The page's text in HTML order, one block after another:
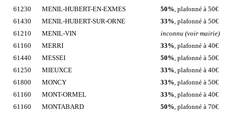
61230
MENIL-HUBERT-EN-EXMES 50% , plafonné à 50€
61430
MENIL-HUBERT-SUR-ORNE 33% , plafonné à 50€
61210
MENIL-VIN
inconnu (voir mairie)
61160
MERRI 33% , plafonné à 40€
61440
MESSEI 50% , plafonné à 50€
61250
MIEUXCE 33% , plafonné à 40€
61800
MONCY 33% , plafonné à 50€
61160
MONT-ORMEL 33% , plafonné à 40€
61160
MONTABARD 50% , plafonné à 70€